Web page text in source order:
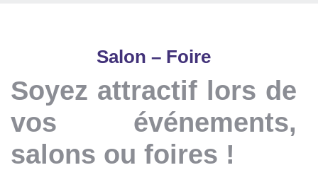
Salon – Foire
Soyez attractif lors de
vos événements,
salons ou foires !